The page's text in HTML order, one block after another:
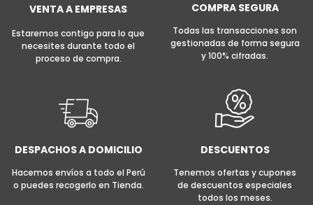
VENTA A EMPRESAS
Estaremos contigo para lo que
necesites durante todo el
proceso de compra.
COMPRA SEGURA
Todas las transacciones son
gestionadas de forma segura
y 100% cifradas.
DESPACHOS A DOMICILIO
Hacemos envíos a todo el Perú
o puedes recogerlo en Tienda.
DESCUENTOS
Tenemos ofertas y cupones
de descuentos especiales
todos los meses.